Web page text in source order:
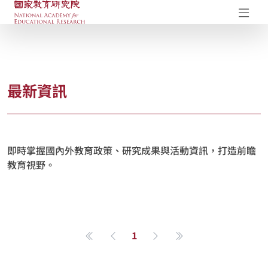
國家教育研究院-研究成果典藏庫
最新資訊
即時掌握國內外教育政策、研究成果與活動資訊，打造前瞻
教育視野。
第一頁上一頁
1 下一頁最後一頁